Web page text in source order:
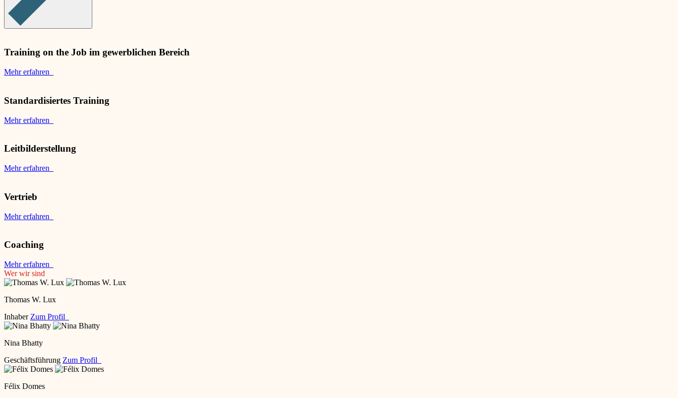
Training on the Job im gewerblichen Bereich
Mehr erfahren
Standardisiertes Training
Mehr erfahren
Leitbilderstellung
Mehr erfahren
Vertrieb
Mehr erfahren
Coaching
Mehr erfahren
Wer wir sind
Thomas W. Lux
Inhaber Zum Profil
Nina Bhatty
Geschäftsführung Zum Profil
Félix Domes